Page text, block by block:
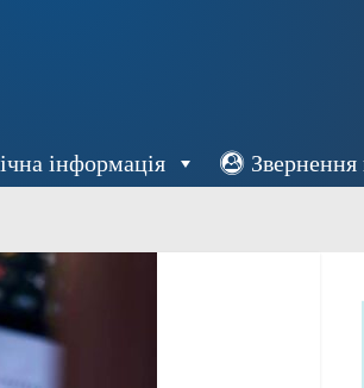
інформація Звернення